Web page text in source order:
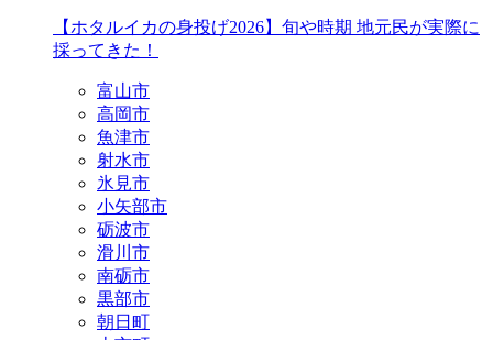
【ホタルイカの身投げ2026】旬や時期 地元民が実際に
採ってきた！
富山市
高岡市
魚津市
射水市
氷見市
小矢部市
砺波市
滑川市
南砺市
黒部市
朝日町